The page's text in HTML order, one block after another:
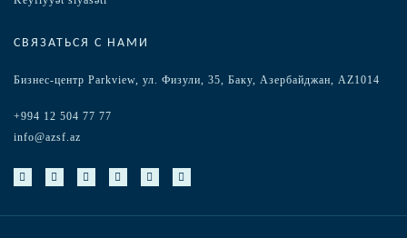
СВЯЗАТЬСЯ С НАМИ
Бизнес-центр Parkview, ул. Физули, 35, Баку, Азербайджан, AZ1014
+994 12 504 77 77
info@azsf.az